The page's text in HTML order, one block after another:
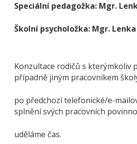
Speciální pedagožka: Mgr.
Školní psycholožka: Mgr.
Konzultace rodičů s kterýmkoliv
případně jiným pracovníkem
po předchozí telefonické/e-
splnění svých pracovních
uděláme čas.